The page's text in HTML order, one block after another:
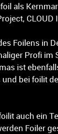
als
CLOUD
Foilens in
Profi im
ist
bei foilit
auch ein
Foiler